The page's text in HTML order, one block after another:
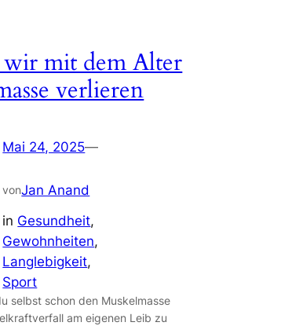
mit dem Alter
verlieren
Mai 24, 2025—
vonJan Anand
in Gesundheit
Gewohnheiten
Langlebigkeit
Sport
selbst schon den Muskelmasse
am eigenen Leib zu